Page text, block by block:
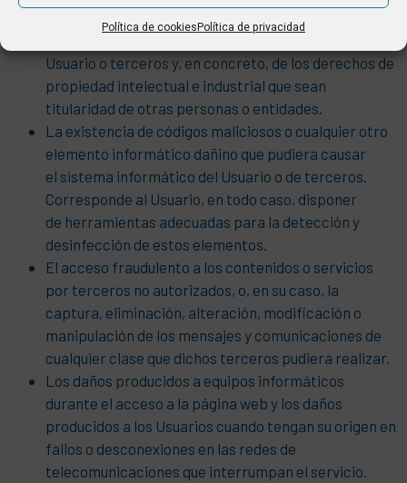
Política de cookiesPolítica de privacidad
La infracción de la legislación vigente por parte del
Usuario o terceros y, en concreto, de los derechos de
propiedad intelectual e industrial que sean
titularidad de otras personas o entidades.
La existencia de códigos maliciosos o cualquier otro
elemento informático dañino que pudiera causar
el sistema informático del Usuario o de terceros.
Corresponde al Usuario, en todo caso, disponer
de herramientas adecuadas para la detección y
desinfección de estos elementos.
El acceso fraudulento a los contenidos o servicios
por terceros no autorizados, o, en su caso, la
captura, eliminación, alteración, modificación o
manipulación de los mensajes y comunicaciones de
cualquier clase que dichos terceros pudiera realizar.
Los daños producidos a equipos informáticos
durante el acceso a la página web y los daños
producidos a los Usuarios cuando tengan su origen en
fallos o desconexiones en las redes de
telecomunicaciones que interrumpan el servicio.